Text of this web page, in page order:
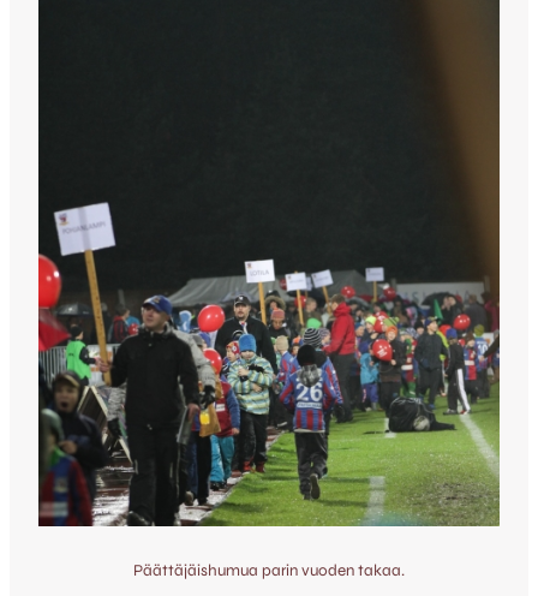
Päättäjäishumua parin vuoden takaa.